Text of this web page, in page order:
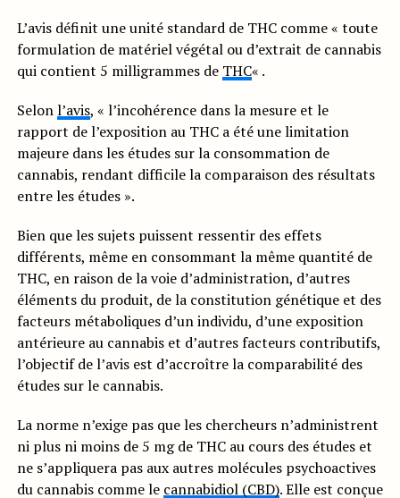
L’avis définit une unité standard de THC comme « toute
formulation de matériel végétal ou d’extrait de cannabis
qui contient 5 milligrammes de THC« .
Selonl’avis, « l’incohérence dans la mesure et le
rapport de l’exposition au THC a été une limitation
majeure dans les études sur la consommation de
cannabis, rendant difficile la comparaison des résultats
entre les études ».
Bien que les sujets puissent ressentir des effets
différents, même en consommant la même quantité de
THC, en raison de la voie d’administration, d’autres
éléments du produit, de la constitution génétique et des
facteurs métaboliques d’un individu, d’une exposition
antérieure au cannabis et d’autres facteurs contributifs,
l’objectif de l’avis est d’accroître la comparabilité des
études sur le cannabis.
La norme n’exige pas que les chercheurs n’administrent
ni plus ni moins de 5 mg de THC au cours des études et
ne s’appliquera pas aux autres molécules psychoactives
du cannabis comme le cannabidiol (CBD). Elle est conçue